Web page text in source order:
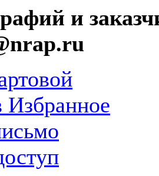
и
Избранное